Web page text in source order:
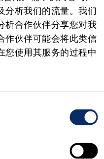
分析我们的流量。我们
析合作伙伴分享您对我
作伙伴可能会将此类信
您使用其服务的过程中
五